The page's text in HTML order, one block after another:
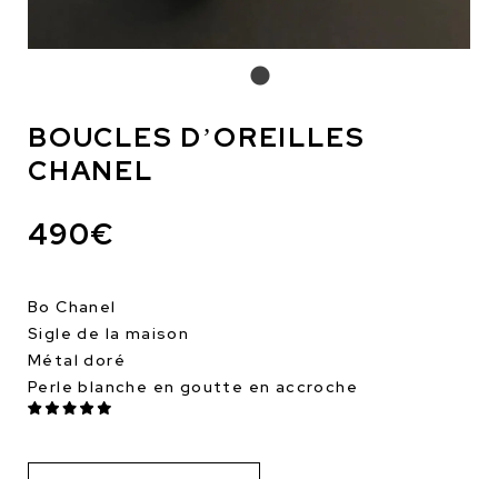
BOUCLES D’OREILLES
CHANEL
490€
Bo Chanel
Sigle de la maison
Métal doré
Perle blanche en goutte en accroche